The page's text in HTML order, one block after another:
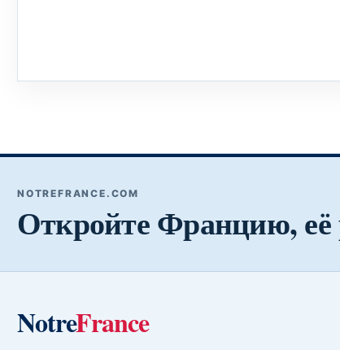
NOTREFRANCE.COM
Откройте Францию, её
NotreFrance